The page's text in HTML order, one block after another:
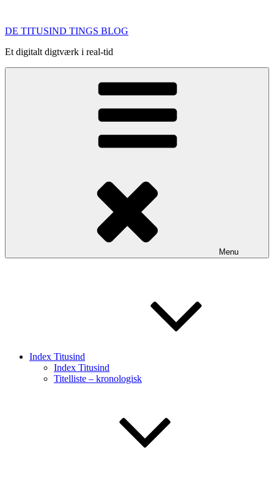
indhold
DE TITUSIND TINGS BLOG
Et digitalt digtværk i real-tid
Menu
Index Titusind
Index Titusind
Titelliste – kronologisk